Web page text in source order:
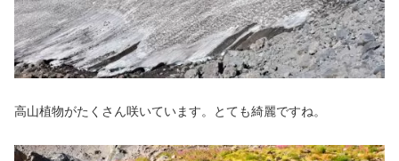
高山植物がたくさん咲いています。とても綺麗ですね。